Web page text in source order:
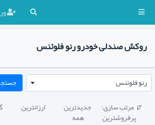

روکش صندلی خودرو رنو فلوئنس
رنو فلوئنس
 مرتب سازی: جدیدترین ارزانترین
پرفروشترین
همه